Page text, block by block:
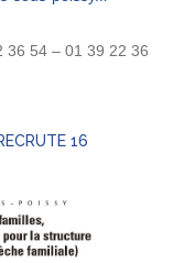
36 54 – 01 39 22 36
16